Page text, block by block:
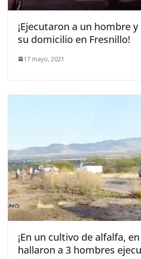
¡Ejecutaron a un hombre
su domicilio en Fresnillo!
17 mayo, 2021
¡En un cultivo de alfalfa,
hallaron a 3 hombres